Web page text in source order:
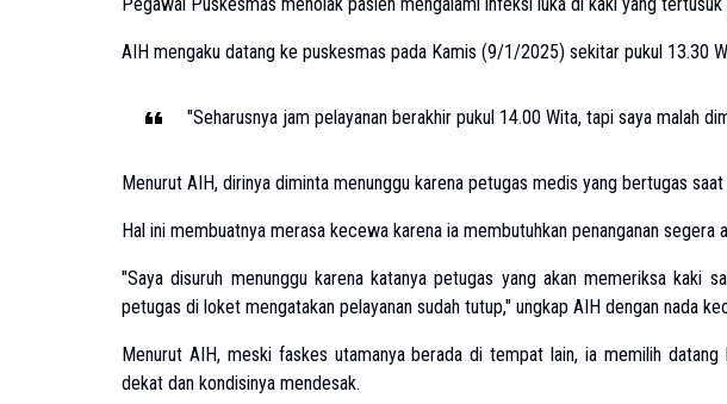
AIH mengaku datang ke puskesmas pada Kamis (9/1/2025) sekitar pukul 13.30
"Seharusnya jam pelayanan berakhir pukul 14.00 Wita, tapi saya malah
Menurut AIH, dirinya diminta menunggu karena petugas medis yang bertugas
Hal ini membuatnya merasa kecewa karena ia membutuhkan penanganan segera
"Saya disuruh menunggu karena katanya petugas yang akan memeriksa kaki
petugas di loket mengatakan pelayanan sudah tutup," ungkap AIH dengan nada
Menurut AIH, meski faskes utamanya berada di tempat lain, ia memilih
dekat dan kondisinya mendesak.